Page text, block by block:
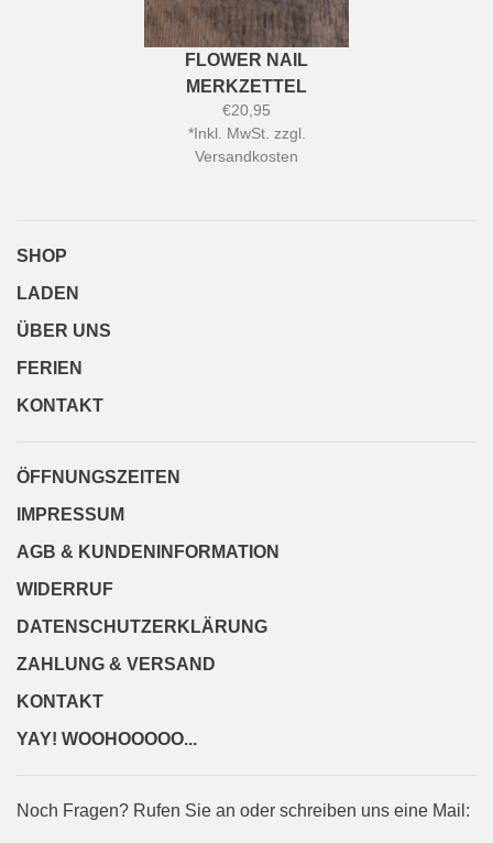
FLOWER NAIL
MERKZETTEL
€20,95
*Inkl. MwSt. zzgl.
Versandkosten
SHOP
LADEN
ÜBER UNS
FERIEN
KONTAKT
ÖFFNUNGSZEITEN
IMPRESSUM
AGB & KUNDENINFORMATION
WIDERRUF
DATENSCHUTZERKLÄRUNG
ZAHLUNG & VERSAND
KONTAKT
YAY! WOOHOOOOO...
Noch Fragen? Rufen Sie an oder schreiben uns eine Mail: